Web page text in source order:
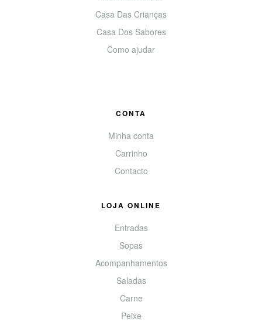
Casa Das Crianças
Casa Dos Sabores
Como ajudar
CONTA
Minha conta
Carrinho
Contacto
LOJA ONLINE
Entradas
Sopas
Acompanhamentos
Saladas
Carne
Peixe